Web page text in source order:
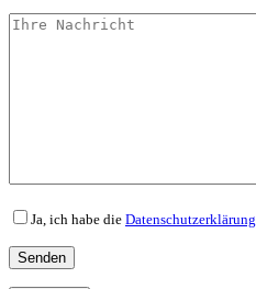
Ja, ich habe die Datenschutzerklärung